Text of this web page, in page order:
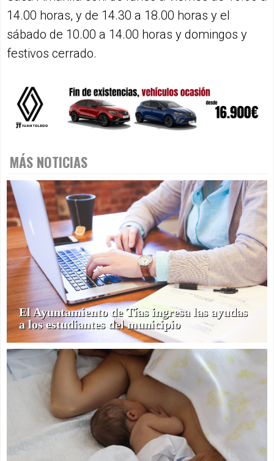
14.00 horas, y de 14.30 a 18.00 horas y el
sábado de 10.00 a 14.00 horas y domingos y
festivos cerrado.
MÁS NOTICIAS
El Ayuntamiento de Tías ingresa las ayudas
a los estudiantes del municipio